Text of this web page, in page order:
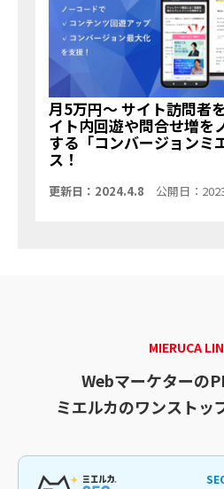
月5万円～ サイト訪問者
イト内回遊や問合せ増を
する「コンバージョンミ
ス！
更新日：2024.4.8 公開日：
MIERUCA
Webマーケターの
ミエルカのワンストッ